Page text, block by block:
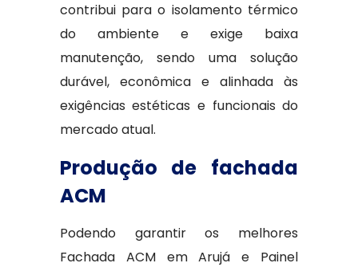
contribui para o isolamento térmico
do ambiente e exige baixa
manutenção, sendo uma solução
durável, econômica e alinhada às
exigências estéticas e funcionais do
mercado atual.
Produção de fachada
ACM
Podendo garantir os melhores
Fachada ACM em Arujá e Painel